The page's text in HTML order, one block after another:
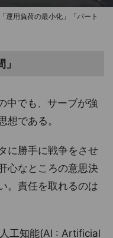
運用負荷の最小化」「パート
中でも、サーブが強
想である。
に勝手に戦争をさせ
心なところの意思決
。責任を取れるのは
工知能(AI : Artificial